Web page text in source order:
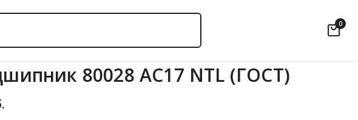
0
80028 АС17 NTL (ГОСТ)